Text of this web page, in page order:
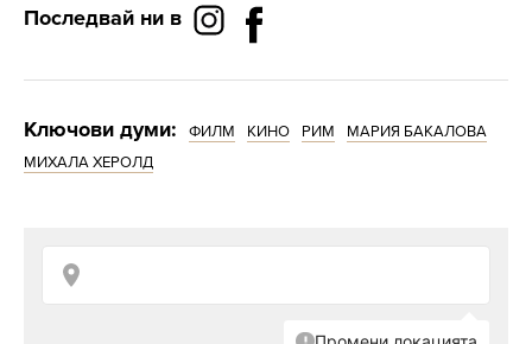
Последвай ни в
Ключови думи: ФИЛМ КИНО РИМ
МАРИЯ БАКАЛОВА
МИХАЛА ХЕРОЛД